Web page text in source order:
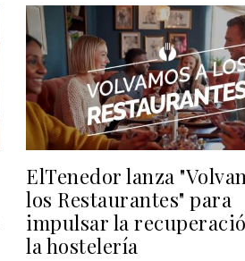
ElTenedor lanza
los Restaurantes" para
impulsar la
la hostelería